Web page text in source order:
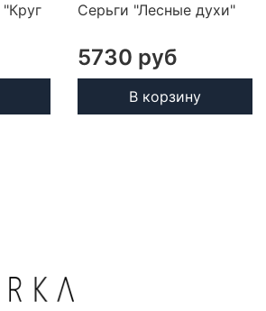
Серьги "Лесные духи"
5730 руб
В корзину